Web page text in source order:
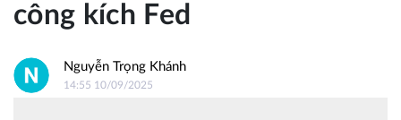
công kích Fed
Nguyễn Trọng Khánh
14:55 10/09/2025